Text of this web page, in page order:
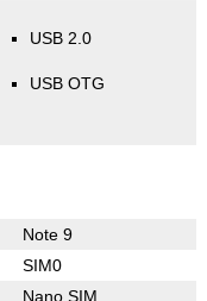
USB 2.0
USB OTG
Note 9
SIM0
Nano SIM